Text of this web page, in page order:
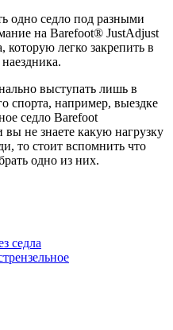
одно седло под разными
на Barefoot® JustAdjust
которую легко закрепить в
выступать лишь в
спорта, например, выездке
седло Barefoot
не знаете какую нагрузку
то стоит вспомнить что
одно из них.
седла